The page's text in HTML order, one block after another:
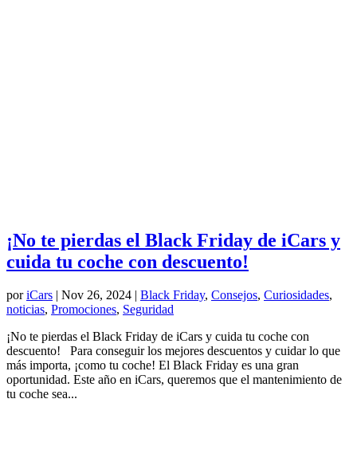
¡No te pierdas el Black Friday de iCars y
cuida tu coche con descuento!
poriCars | Nov 26, 2024 | Black Friday, Consejos, Curiosidades,
noticias, Promociones, Seguridad
¡No te pierdas el Black Friday de iCars y cuida tu coche con
descuento! Para conseguir los mejores descuentos y cuidar lo que
más importa, ¡como tu coche! El Black Friday es una gran
oportunidad. Este año en iCars, queremos que el mantenimiento de
tu coche sea...